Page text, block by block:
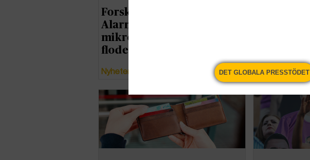
Forskare varnar:
Alarmerande mycket
mikroplast i Europas
floder
Nyheter
Nyheter
DET GLOBALA PRESSTÖDET